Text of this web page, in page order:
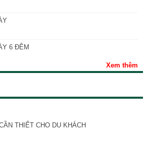
6 ĐÊM
Xem thêm
THIẾT CHO DU KHÁCH